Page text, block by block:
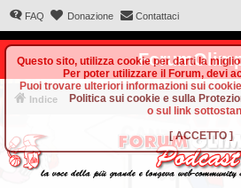
FAQ Donazione Contattaci
Indice
Questo sito, utilizza cookie per darti la
Per poter utilizzare il Forum, devi
Puoi trovare ulteriori informazioni sui
Politica sui cookie e sulla
o sul link
[ACCETTO]